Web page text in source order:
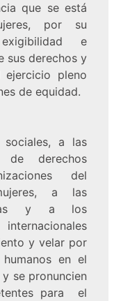
que se está
por su
e
sus derechos y
pleno
de equidad.
sociales, a las
de derechos
del
a las
y a los
y velar por
en el
se pronuncien
para el